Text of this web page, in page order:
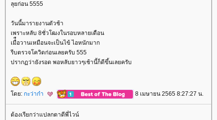
ลุยก่อน 5555
วันนี้มารายงานตัวช้า
เพราะหลับ 8ชั่วโฒงในรอบหลายเดือน
เมื่ือวานเหมือนจะเป็นไข้ ไอหนักมาก
รีบตรวจโควิดก่อนเลยครับ 555
ปรากฏว่ายังรอด พอหลับยาวๆเช้านี้ก็ดีขึ้นเลยครับ
ดย: กะว่าก๋า 8 เมษายน 2565 8:27:27 น.
ต้องเรียกว่าแปลกตาดีพี่ไวน์